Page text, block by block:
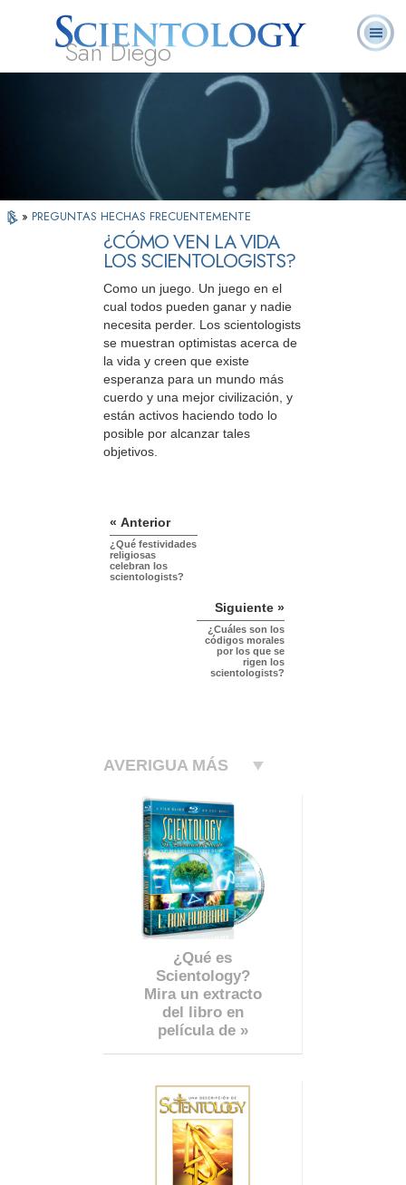
San Diego
¿Qué es
Scientology?
Ministros
Voluntarios
Preguntas
Frecuentes
» PREGUNTAS HECHAS FRECUENTEMENTE
¿CÓMO VEN LA VIDA
LOS SCIENTOLOGISTS?
Como un juego. Un juego en el
cual todos pueden ganar y nadie
necesita perder. Los scientologists
se muestran optimistas acerca de
la vida y creen que existe
esperanza para un mundo más
cuerdo y una mejor civilización, y
están activos haciendo todo lo
posible por alcanzar tales
objetivos.
« Anterior
¿Qué festividades
religiosas
celebran los
scientologists?
Siguiente »
¿Cuáles son los
códigos morales
por los que se
rigen los
scientologists?
AVERIGUA MÁS
¿Qué es
Scientology?
Mira un extracto
del libro en
película de »